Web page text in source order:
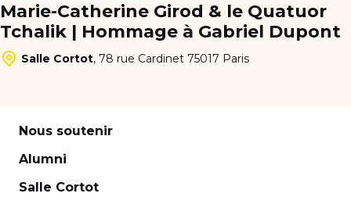
Marie-Catherine Girod & le Quatuor
Tchalik | Hommage à Gabriel Dupont
Salle Cortot, 78 rue Cardinet 75017 Paris
Nous soutenir
Alumni
Salle Cortot